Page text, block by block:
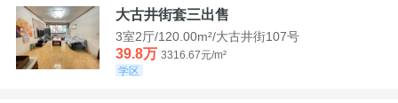
大古井街套三出售
3室2厅/120.00m²/大古井街107号
39.8万 3316.67元/m²
学区